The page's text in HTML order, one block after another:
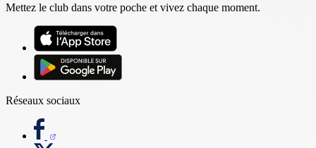
Mettez le club dans votre poche et vivez chaque moment.
Réseaux sociaux